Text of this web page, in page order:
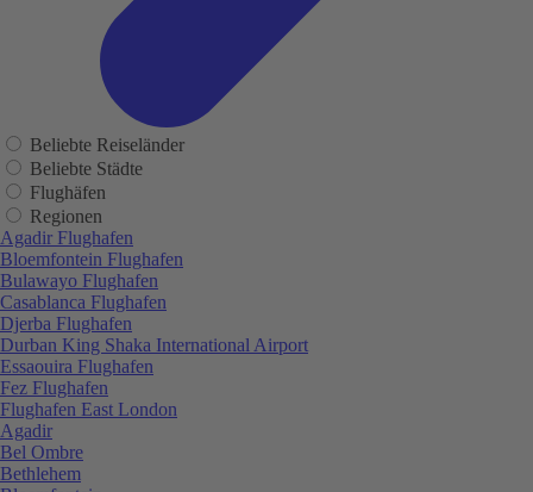
Beliebte Reiseländer
Beliebte Städte
Flughäfen
Regionen
Agadir Flughafen
Bloemfontein Flughafen
Bulawayo Flughafen
Casablanca Flughafen
Djerba Flughafen
Durban King Shaka International Airport
Essaouira Flughafen
Fez Flughafen
Flughafen East London
Agadir
Bel Ombre
Bethlehem